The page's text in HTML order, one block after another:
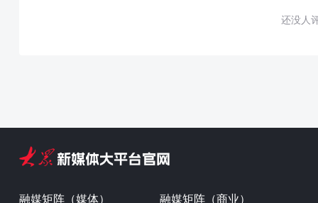
还没人
融媒矩阵（媒体） 融媒矩阵（商业）